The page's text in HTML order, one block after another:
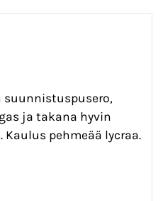
ja takana hyvin
pehmeää lycraa.